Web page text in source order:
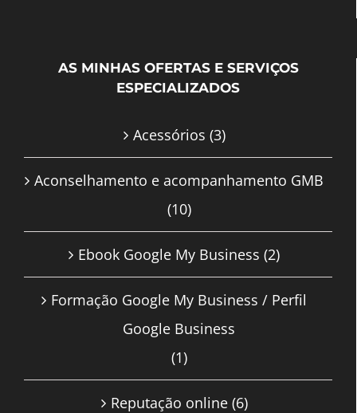
AS MINHAS OFERTAS E SERVIÇOS
ESPECIALIZADOS
Acessórios (3)
Aconselhamento e acompanhamento GMB
(10)
Ebook Google My Business (2)
Formação Google My Business / Perfil
Google Business
(1)
Reputação online (6)